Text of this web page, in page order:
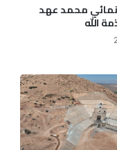
ي
ر
ن
إ
ق
ا
محمد عهد
الله